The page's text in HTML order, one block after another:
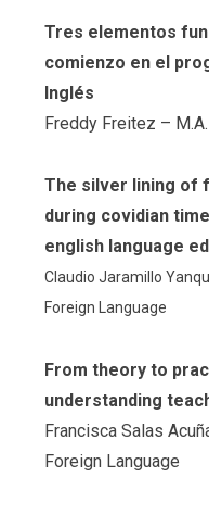
Tres elementos
comienzo en el
Inglés
Freddy Freitez –
The silver lining of
during covidian
english language
Claudio Jaramillo
Foreign Language
From theory to
understanding
Francisca Salas
Foreign Language